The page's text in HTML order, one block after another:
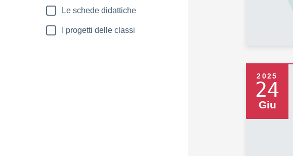
Le schede didattiche
I progetti delle classi
2025
24
Giu